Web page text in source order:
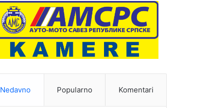
Nedavno Popularno Komentari